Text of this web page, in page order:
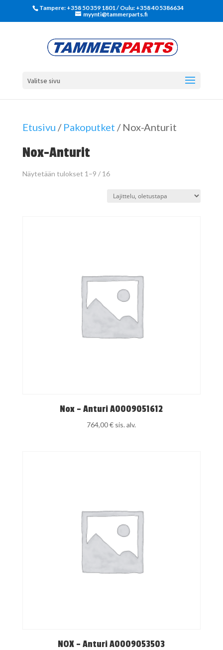
Tampere: +358 50 359 1801‬ / Oulu: +358 40 5386634
myynti@tammerparts.fi
Valitse sivu
Etusivu / Pakoputket / Nox-Anturit
Nox-Anturit
Näytetään tulokset 1–9 / 16
Nox – Anturi A0009051612
764,00€ sis. alv.
NOX – Anturi A0009053503